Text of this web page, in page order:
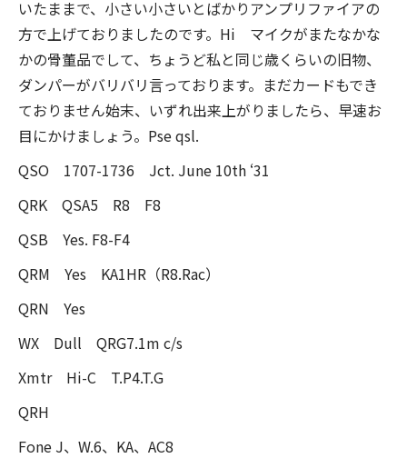
いたままで、小さい小さいとばかりアンプリファイアの
方で上げておりましたのです。Hi マイクがまたなかな
かの骨董品でして、ちょうど私と同じ歳くらいの旧物、
ダンパーがバリバリ言っております。まだカードもでき
ておりません始末、いずれ出来上がりましたら、早速お
目にかけましょう。Pse qsl.
QSO 1707-1736 Jct. June 10th ‘31
QRK QSA5 R8 F8
QSB Yes. F8-F4
QRM Yes KA1HR（R8.Rac）
QRN Yes
WX Dull QRG7.1m c/s
Xmtr Hi-C T.P4.T.G
QRH
Fone J、W.6、KA、AC8